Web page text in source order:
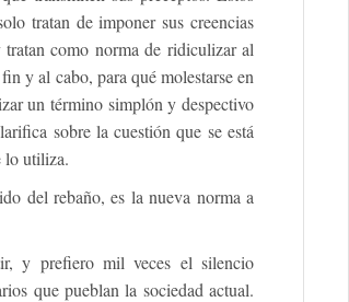
tratan de imponer sus creencias
como norma de ridiculizar al
y al cabo, para qué molestarse en
un término simplón y despectivo
sobre la cuestión que se está
lo utiliza.
del rebaño, es la nueva norma a
y prefiero mil veces el silencio
que pueblan la sociedad actual.